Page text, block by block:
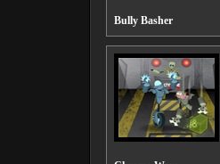
Bully Basher